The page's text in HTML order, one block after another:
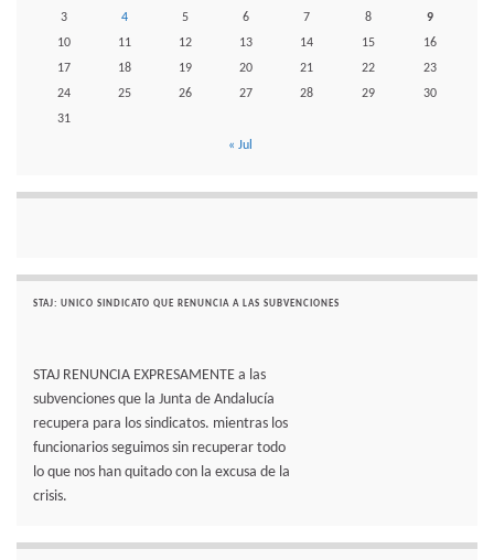
3
4 5 6 7 8
9
10
11 12 13 14 15
16
17
18 19 20 21 22
23
24
25 26 27 28 29
30
31
« Jul
STAJ: UNICO SINDICATO QUE RENUNCIA A LAS SUBVENCIONES
STAJ RENUNCIA EXPRESAMENTE a las
subvenciones que la Junta de Andalucía
recupera para los sindicatos. mientras los
funcionarios seguimos sin recuperar todo
lo que nos han quitado con la excusa de la
crisis.